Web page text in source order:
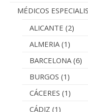
MÉDICOS
ALICANTE (2)
ALMERIA (1)
BARCELONA (6)
BURGOS (1)
CÁCERES (1)
CÁDIZ (1)